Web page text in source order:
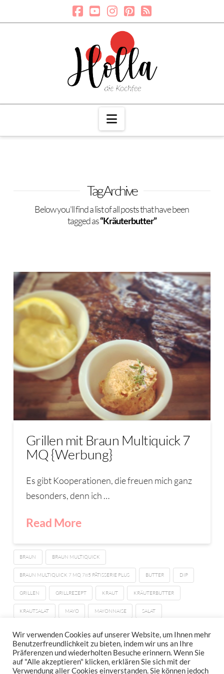
Navigation
Tag Archive
Below you'll find a list of all posts that have been
tagged as“Kräuterbutter”
Grillen mit Braun Multiquick 7
MQ {Werbung}
Es gibt Kooperationen, die freuen mich ganz
besonders, denn ich …
Read More
BRAUN BRAUN MULTIQUICK
BRAUN MULTIQUICK 7 MQ 785 PÂTISSERIE PLUS BUTTER DIP
GRILLEN GRILLREZEPT KRAUT KRÄUTERBUTTER
KRAUTSALAT MAYO MAYONNAISE SALAT
IMPRESSUM
DATENSCHUTZERKLÄRUNG
Wir verwenden Cookies auf unserer Website, um Ihnen mehr
Benutzerfreundlichkeit zu bieten, indem wir uns an Ihre
Präferenzen und wiederholten Besuche erinnern. Wenn Sie
auf "Alle akzeptieren" klicken, erklären Sie sich mit der
Verwendung aller Cookies einverstanden. Sie können jedoch